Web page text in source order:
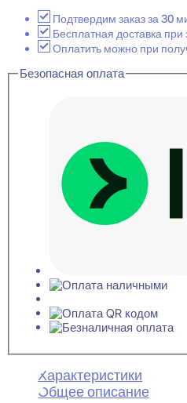
Каре
Потолочная
ХДФ
Подтвердим заказ за 30
Бесплатная доставка при
Оплатить можно при
Безопасная оплата
Характеристики
Общее описание